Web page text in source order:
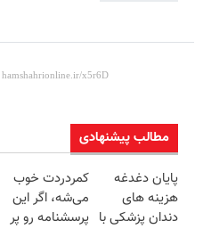
مطالب پیشنهادی
پایان دغدغه
هزینه های
دندان پزشکی با
کمردردت خوب
می‌شه، اگر این
پرسشنامه رو پر